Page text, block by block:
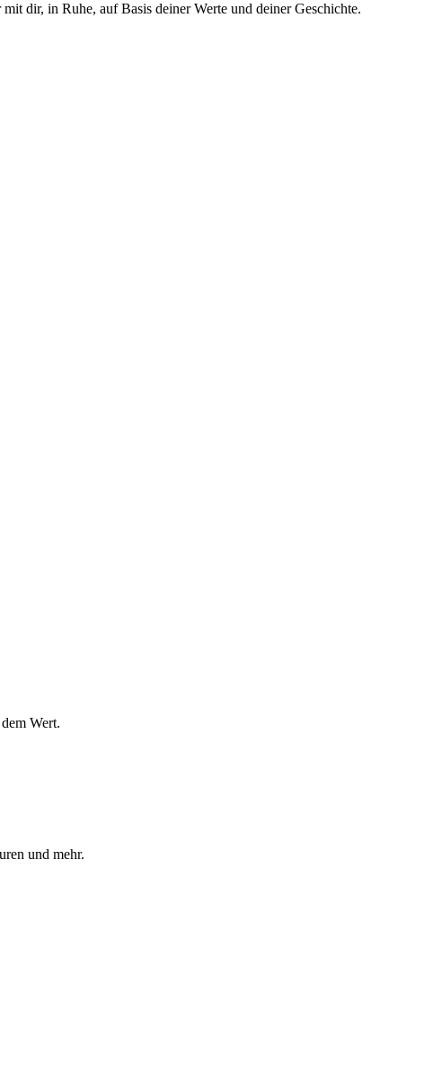
dir, in Ruhe, auf Basis deiner Werte und deiner Geschichte.
Wert.
und mehr.